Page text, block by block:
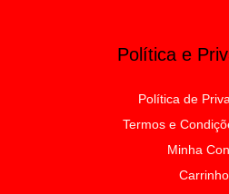
Política e
Política de
Termos e
Minha
Carrinho